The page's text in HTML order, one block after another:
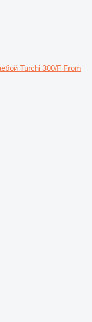
Turchi 300/F From